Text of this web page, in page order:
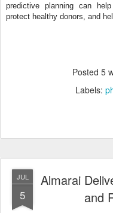
predictive planning can
protect healthy donors, and
Posted 5
Labels:
JUL
5
Almarai
and